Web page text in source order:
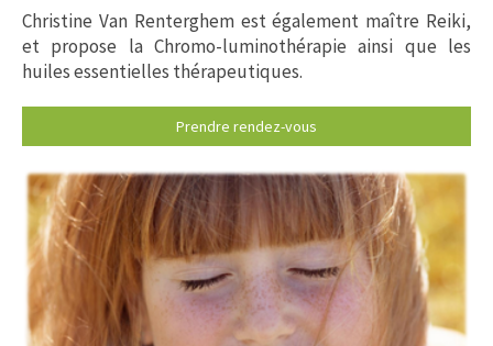
Christine Van Renterghem est également maître Reiki,
et propose la Chromo-luminothérapie ainsi que les
huiles essentielles thérapeutiques.
Prendre rendez-vous